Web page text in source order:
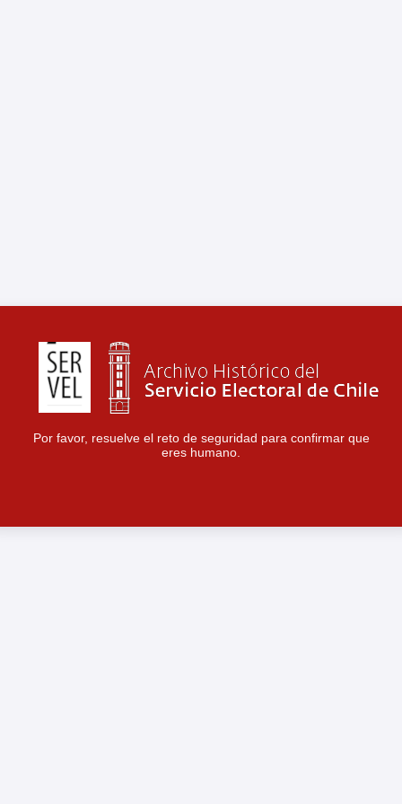
Por favor, resuelve el reto de seguridad para confirmar que
eres humano.